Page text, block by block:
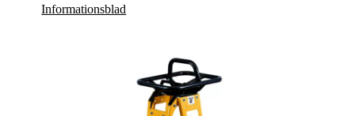
Informationsblad